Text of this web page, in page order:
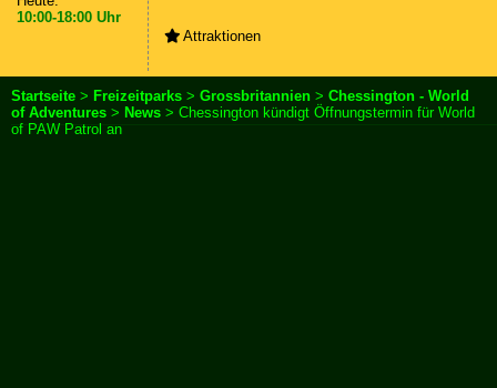
10:00-18:00 Uhr
Attraktionen
Startseite > Freizeitparks > Grossbritannien > Chessington - World
of Adventures > News > Chessington kündigt Öffnungstermin für World
of PAW Patrol an